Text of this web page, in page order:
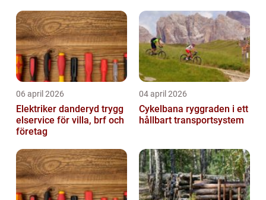
06 april 2026
Elektriker danderyd trygg
elservice för villa, brf och
företag
04 april 2026
Cykelbana ryggraden i ett
hållbart transportsystem